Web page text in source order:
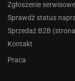
Zgłoszenie serwisowe
Sprawdź status
Sprzedaż B2B
Kontakt
Praca